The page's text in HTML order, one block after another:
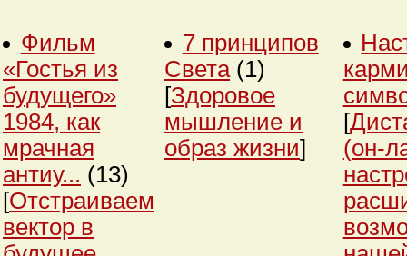
Фильм
«Гостья из
будущего»
1984, как
мрачная
антиу... (13)
[Отстраиваем
вектор в
7 принципов
Света (1)
[Здоровое
мышление и
образ жизни]
[
(он-